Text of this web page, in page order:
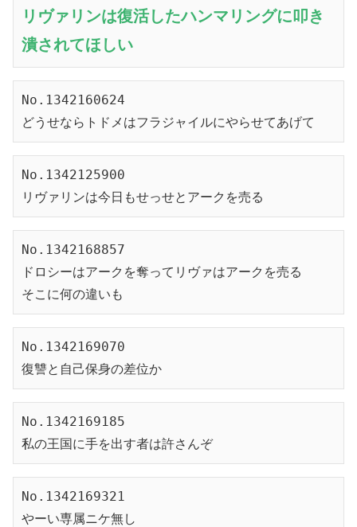
リヴァリンは復活したハンマリングに叩き
潰されてほしい
No.1342160624
どうせならトドメはフラジャイルにやらせてあげて
No.1342125900
リヴァリンは今日もせっせとアークを売る
No.1342168857
ドロシーはアークを奪ってリヴァはアークを売る
そこに何の違いも
No.1342169070
復讐と自己保身の差位か
No.1342169185
私の王国に手を出す者は許さんぞ
No.1342169321
やーい専属ニケ無し